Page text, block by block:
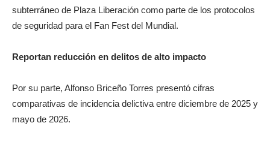
subterráneo de Plaza Liberación como parte de los protocolos
de seguridad para el Fan Fest del Mundial.
Reportan reducción en delitos de alto impacto
Por su parte, Alfonso Briceño Torres presentó cifras
comparativas de incidencia delictiva entre diciembre de 2025 y
mayo de 2026.